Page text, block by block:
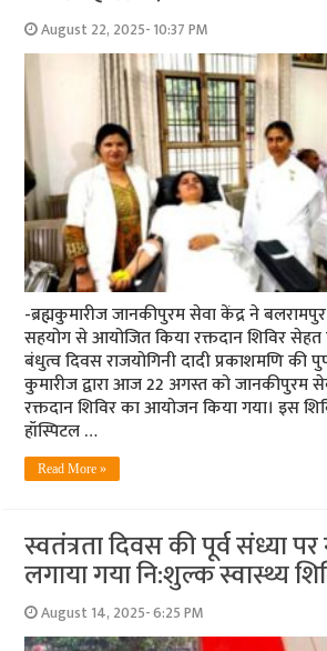
August 22, 2025- 10:37 PM
-ब्रह्मकुमारीज जानकीपुरम सेवा केंद्र ने
सहयोग से आयोजित किया रक्तदान शिविर
बंधुत्व दिवस राजयोगिनी दादी प्रकाशमणि की
कुमारीज द्वारा आज 22 अगस्त को जानकीपुरम
रक्तदान शिविर का आयोजन किया गया। इस
हॉस्पिटल …
Read More »
स्वतंत्रता दिवस की पूर्व संध्या पर
लगाया गया नि:शुल्क स्वास्थ्य
August 14, 2025- 6:25 PM